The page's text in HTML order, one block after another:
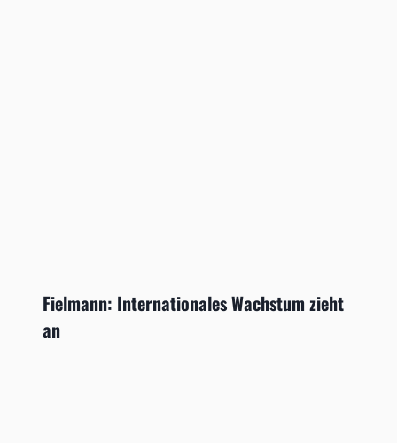
Fielmann: Internationales Wachstum zieht
an